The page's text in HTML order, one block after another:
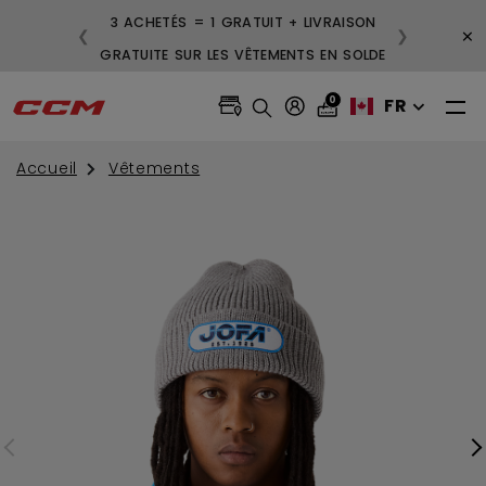
3 ACHETÉS = 1 GRATUIT + LIVRAISON
GRATUITE SUR LES VÊTEMENTS EN SOLDE
❮ ❯ ×
0 FR
Accueil Vêtements